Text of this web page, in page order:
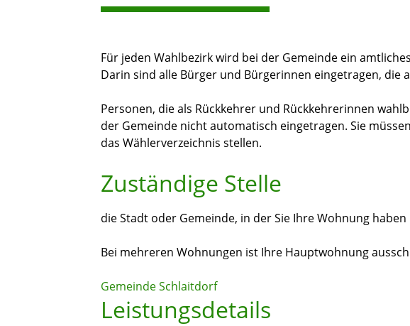
Für jeden Wahlbezirk wird bei der Gemeinde ein
Darin sind alle Bürger und Bürgerinnen eingetragen, die
Personen, die als Rückkehrer und Rückkehrerinnen
der Gemeinde nicht automatisch eingetragen. Sie
das Wählerverzeichnis stellen.
Zuständige Stelle
die Stadt oder Gemeinde, in der Sie Ihre Wohnung haben
Bei mehreren Wohnungen ist Ihre Hauptwohnung
Gemeinde Schlaitdorf
Leistungsdetails